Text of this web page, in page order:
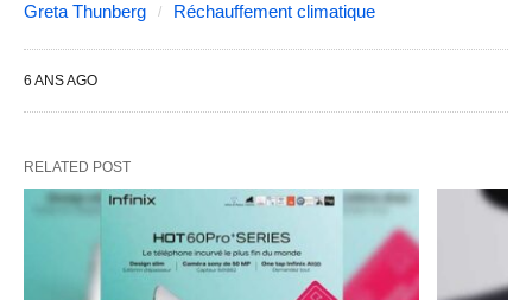
Greta Thunberg Réchauffement climatique
6 ANS AGO
RELATED POST